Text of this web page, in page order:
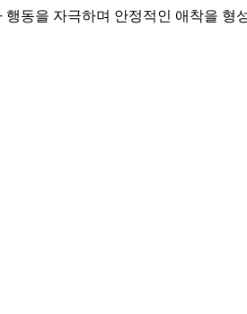
행동을 자극하며 안정적인 애착을 형